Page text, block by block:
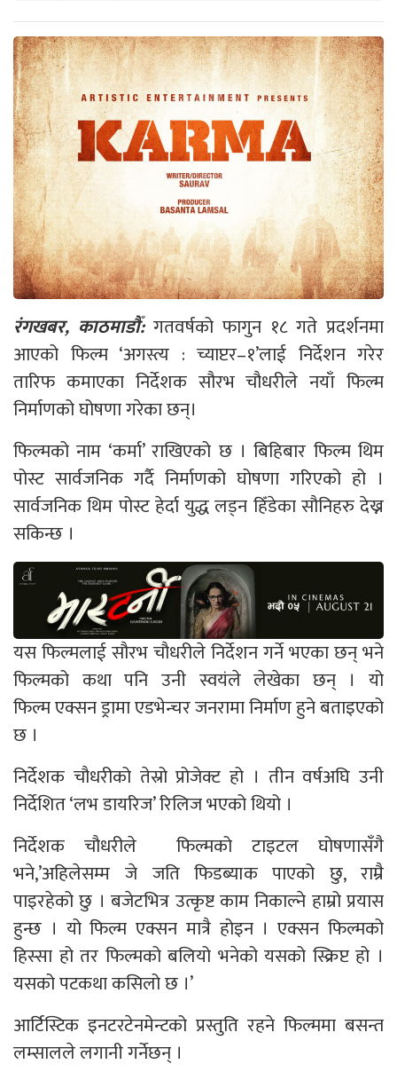
रंगखबर, काठमाडौँ: गतवर्षको फागुन १८ गते प्रदर्शनमा
आएको फिल्म ‘अगस्त्य : च्याप्टर–१’लाई निर्देशन गरेर
तारिफ कमाएका निर्देशक सौरभ चौधरीले नयाँ फिल्म
निर्माणको घोषणा गरेका छन्।
फिल्मको नाम ‘कर्मा’ राखिएको छ । बिहिबार फिल्म थिम
पोस्ट सार्वजनिक गर्दै निर्माणको घोषणा गरिएको हो ।
सार्वजनिक थिम पोस्ट हेर्दा युद्ध लड्न हिँडेका सौनिहरु देख्न
सकिन्छ ।
यस फिल्मलाई सौरभ चौधरीले निर्देशन गर्ने भएका छन् भने
फिल्मको कथा पनि उनी स्वयंले लेखेका छन् । यो
फिल्म एक्सन ड्रामा एडभेन्चर जनरामा निर्माण हुने बताइएको
छ ।
निर्देशक चौधरीको तेस्रो प्रोजेक्ट हो । तीन वर्षअघि उनी
निर्देशित ‘लभ डायरिज’ रिलिज भएको थियो ।
निर्देशक चौधरीले फिल्मको टाइटल घोषणासँगै
भने,’अहिलेसम्म जे जति फिडब्याक पाएको छु, राम्रै
पाइरहेको छु । बजेटभित्र उत्कृष्ट काम निकाल्ने हाम्रो प्रयास
हुन्छ । यो फिल्म एक्सन मात्रै होइन । एक्सन फिल्मको
हिस्सा हो तर फिल्मको बलियो भनेको यसको स्क्रिप्ट हो ।
यसको पटकथा कसिलो छ ।’
आर्टिस्टिक इनटरटेनमेन्टको प्रस्तुति रहने फिल्ममा बसन्त
लम्सालले लगानी गर्नेछन् ।